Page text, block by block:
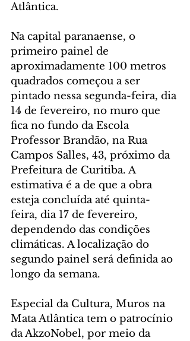
Atlântica.
Na capital paranaense, o
primeiro painel de
aproximadamente 100 metros
quadrados começou a ser
pintado nessa segunda-feira, dia
14 de fevereiro, no muro que
fica no fundo da Escola
Professor Brandão, na Rua
Campos Salles, 43, próximo da
Prefeitura de Curitiba. A
estimativa é a de que a obra
esteja concluída até quinta-
feira, dia 17 de fevereiro,
dependendo das condições
climáticas. A localização do
segundo painel será definida ao
longo da semana.
Especial da Cultura, Muros na
Mata Atlântica tem o patrocínio
da AkzoNobel, por meio da